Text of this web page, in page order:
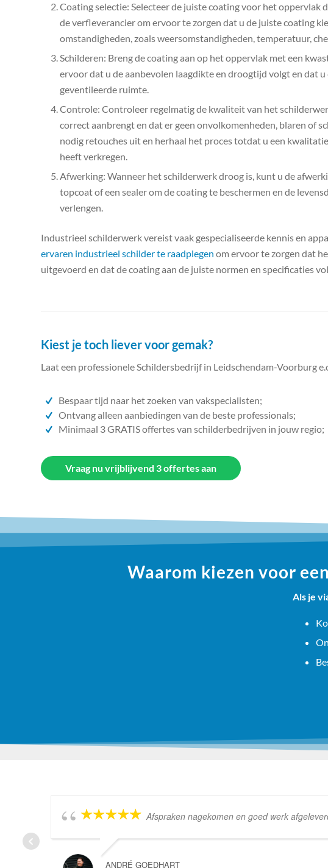
Coating selectie: Selecteer de juiste coating voor het oppervlak
de verfleverancier om ervoor te zorgen dat u de juiste coating
omstandigheden, zoals weersomstandigheden, temperatuur,
Schilderen: Breng de coating aan op het oppervlak met een
ervoor dat u de aanbevolen laagdikte en droogtijd volgt en dat
geventileerde ruimte.
Controle: Controleer regelmatig de kwaliteit van het
correct aanbrengt en dat er geen onvolkomenheden, blaren of
nodig retouches uit en herhaal het proces totdat u een
heeft verkregen.
Afwerking: Wanneer het schilderwerk droog is, kunt u de
topcoat of een sealer om de coating te beschermen en de
verlengen.
Industrieel schilderwerk vereist vaak gespecialiseerde kennis en
ervaren industrieel schilder te raadplegen om ervoor te zorgen dat
uitgevoerd en dat de coating aan de juiste normen en specificaties
Kiest je toch liever voor gemak?
Laat een professionele Schildersbedrijf in Leidschendam-Voorburg
Bespaar tijd naar het zoeken van vakspecialisten;
Ontvang alleen aanbiedingen van de beste professionals;
Minimaal 3 GRATIS offertes van schilderbedrijven in jouw regio;
Vraag nu vrijblijvend 3 offertes aan
Waarom kiezen voor
Als je
Afspraken nagekomen en goed werk
ANDRÉ GOEDHART